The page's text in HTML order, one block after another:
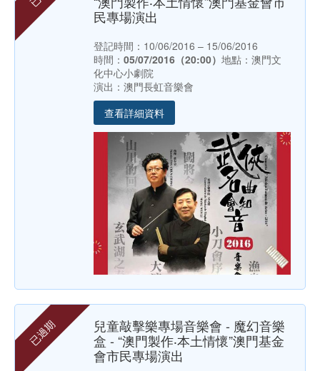
民專場演出
登記時間：10/06/2016 – 15/06/2016
時間： 05/07/2016（20:00） 地點：澳門文
化中心小劇院
演出：澳門長虹音樂會
查看詳細資料
已過期
兒童敲擊樂專場音樂會 - 魔幻音樂
盒 - “澳門製作‧本土情懷”澳門基金
會市民專場演出